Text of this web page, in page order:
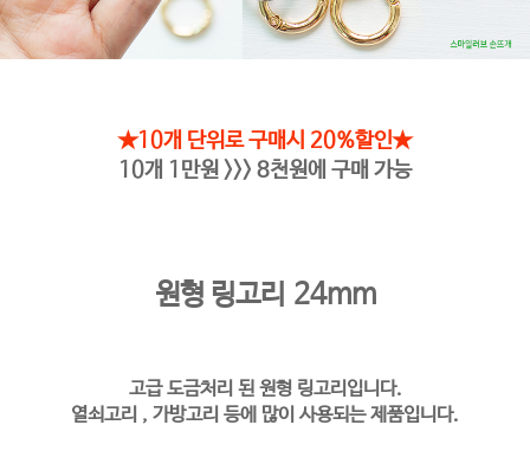
★10개 단위로 구매시 20%할인★
10개 1만원 >>> 8천원에 구매 가능
원형 링고리 24mm
고급 도금처리 된 원형 링고리입니다.
열쇠고리 , 가방고리 등에 많이 사용되는 제품입니다.